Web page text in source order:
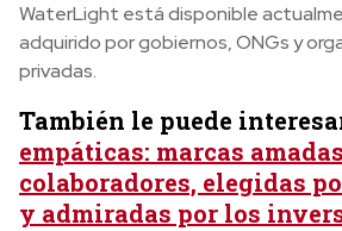
WaterLight está disponible
adquirido por gobiernos, ONGs y
privadas.
También le puede
empáticas: marcas
colaboradores, elegidas
y admiradas por los